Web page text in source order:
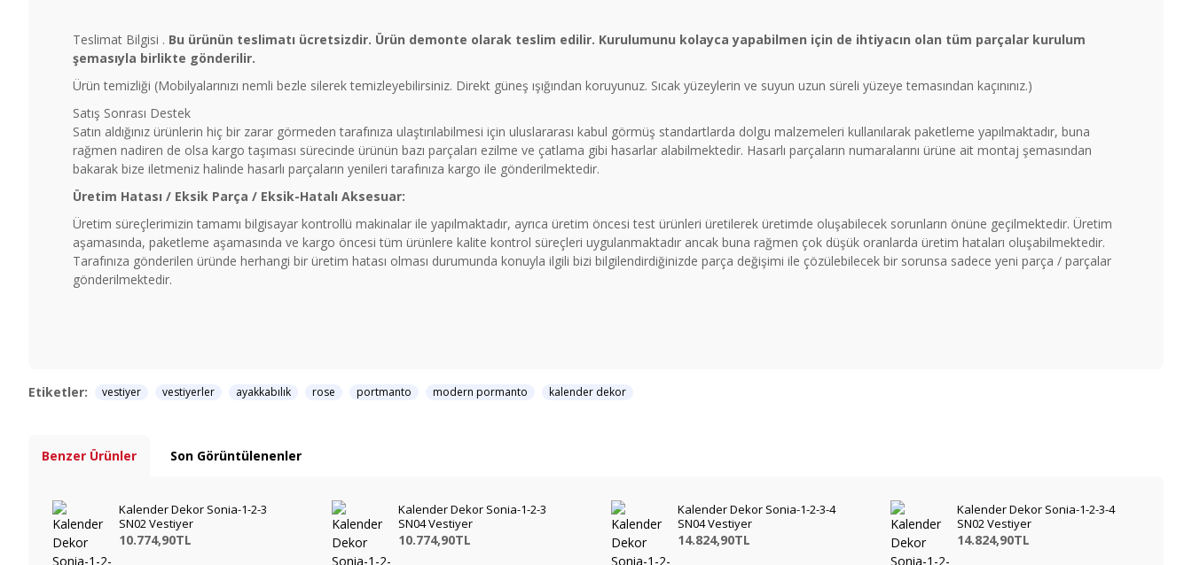
Teslimat Bilgisi . Bu ürünün teslimatı ücretsizdir. Ürün demonte olarak teslim edilir. Kurulumunu kolayca yapabilmen için de ihtiyacın olan tüm parçalar kurulum
şemasıyla birlikte gönderilir.
Ürün temizliği (Mobilyalarınızı nemli bezle silerek temizleyebilirsiniz. Direkt güneş ışığından koruyunuz. Sıcak yüzeylerin ve suyun uzun süreli yüzeye temasından kaçınınız.)
Satış Sonrası Destek
Satın aldığınız ürünlerin hiç bir zarar görmeden tarafınıza ulaştırılabilmesi için uluslararası kabul görmüş standartlarda dolgu malzemeleri kullanılarak paketleme yapılmaktadır, buna
rağmen nadiren de olsa kargo taşıması sürecinde ürünün bazı parçaları ezilme ve çatlama gibi hasarlar alabilmektedir. Hasarlı parçaların numaralarını ürüne ait montaj şemasından
bakarak bize iletmeniz halinde hasarlı parçaların yenileri tarafınıza kargo ile gönderilmektedir.
Üretim Hatası / Eksik Parça / Eksik-Hatalı Aksesuar:
Üretim süreçlerimizin tamamı bilgisayar kontrollü makinalar ile yapılmaktadır, ayrıca üretim öncesi test ürünleri üretilerek üretimde oluşabilecek sorunların önüne geçilmektedir. Üretim
aşamasında, paketleme aşamasında ve kargo öncesi tüm ürünlere kalite kontrol süreçleri uygulanmaktadır ancak buna rağmen çok düşük oranlarda üretim hataları oluşabilmektedir.
Tarafınıza gönderilen üründe herhangi bir üretim hatası olması durumunda konuyla ilgili bizi bilgilendirdiğinizde parça değişimi ile çözülebilecek bir sorunsa sadece yeni parça / parçalar
gönderilmektedir.
Etiketler: vestiyer vestiyerler ayakkabılık rose portmanto modern pormanto kalender dekor
Benzer Ürünler Son Görüntülenenler
Kalender Dekor Sonia-1-2-3
SN02 Vestiyer
10.774,90TL
Kalender Dekor Sonia-1-2-3
SN04 Vestiyer
10.774,90TL
Kalender Dekor Sonia-1-2-3-4
SN04 Vestiyer
14.824,90TL
Kalender Dekor Sonia-1-2-3-4
SN02 Vestiyer
14.824,90TL